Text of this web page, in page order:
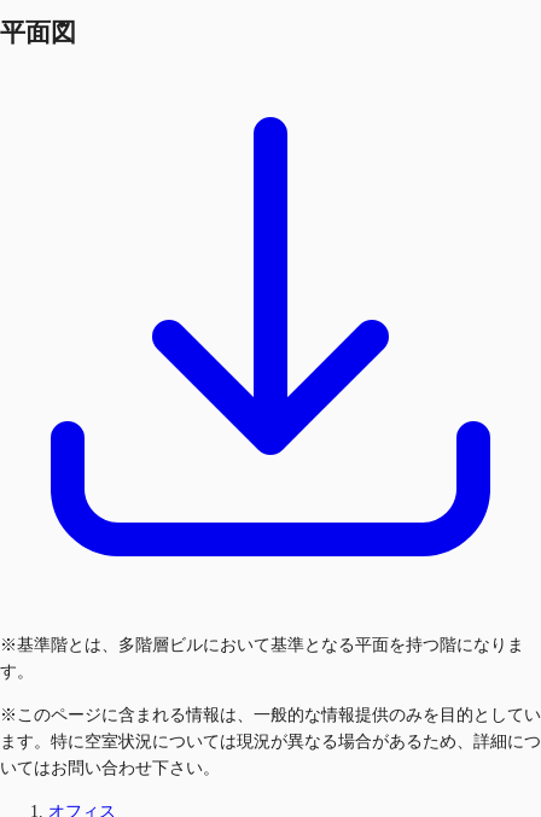
平面図
※基準階とは、多階層ビルにおいて基準となる平面を持つ階になりま
す。
※このページに含まれる情報は、一般的な情報提供のみを目的としてい
ます。特に空室状況については現況が異なる場合があるため、詳細につ
いてはお問い合わせ下さい。
オフィス